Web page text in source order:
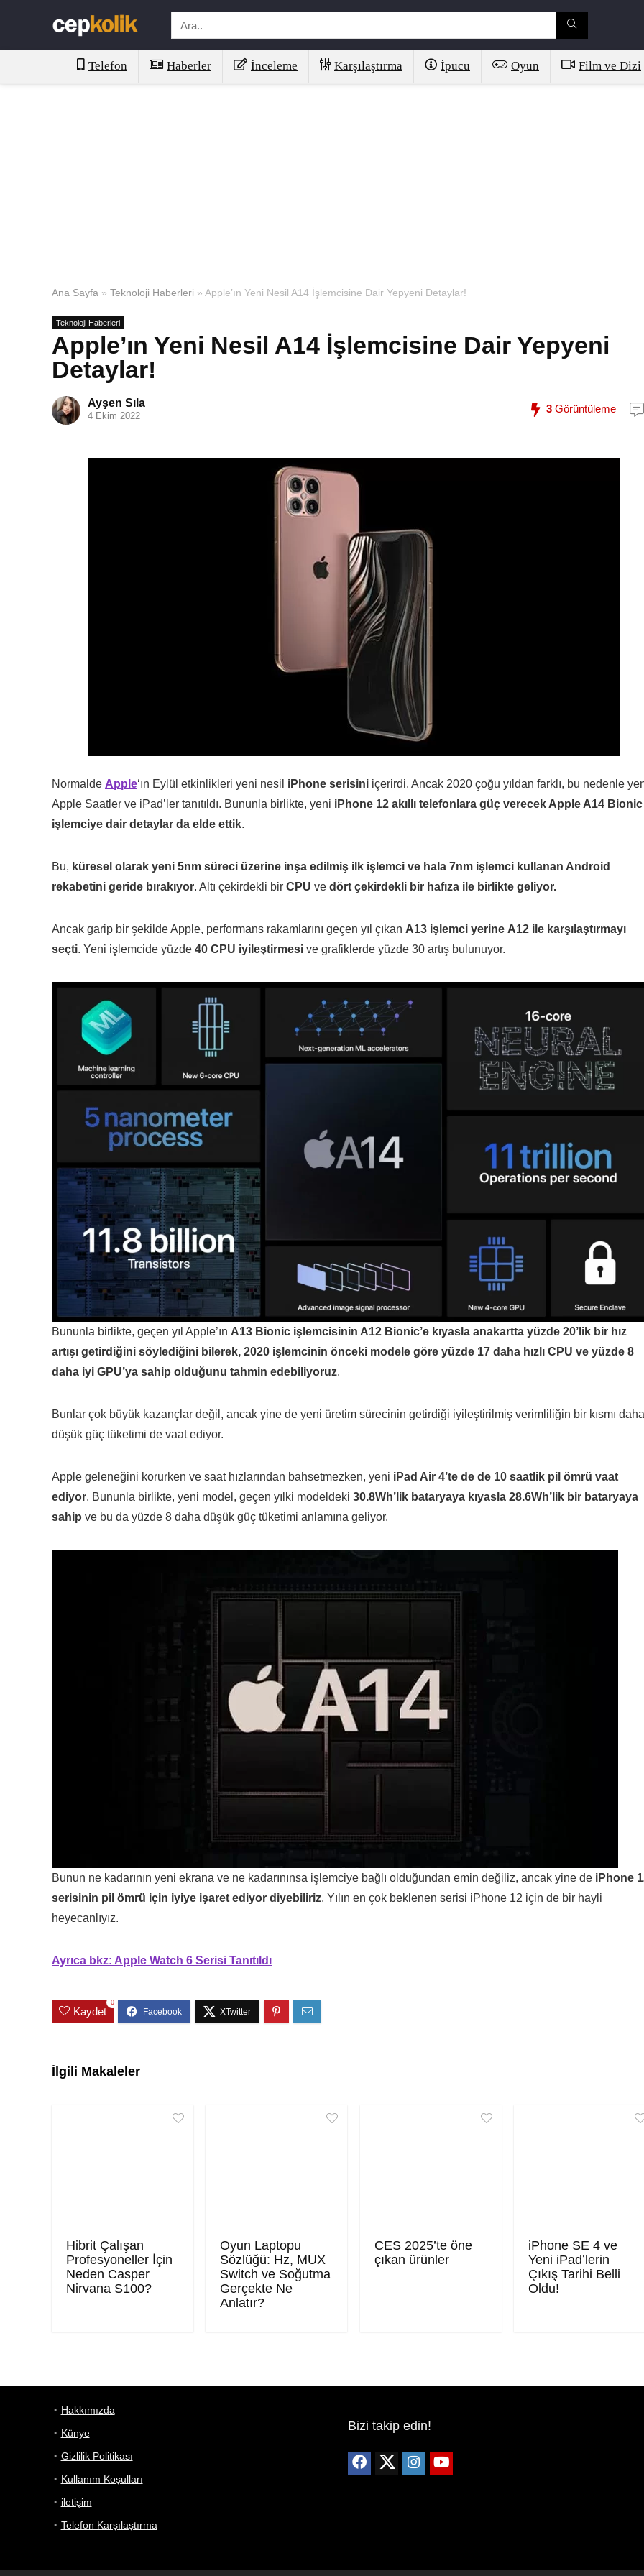
Telefon Haberler İnceleme Karşılaştırma İpucu Oyun Film ve Dizi
Ana Sayfa » Teknoloji Haberleri » Apple’ın Yeni Nesil A14 İşlemcisine Dair Yepyeni Detaylar!
Teknoloji Haberleri
Apple’ın Yeni Nesil A14 İşlemcisine Dair Yepyeni
Detaylar!
Ayşen Sıla
4 Ekim 2022
3 Görüntüleme
Normalde Apple‘ın Eylül etkinlikleri yeni nesil iPhone serisini içerirdi. Ancak 2020 çoğu yıldan farklı, bu nedenle
Apple Saatler ve iPad’ler tanıtıldı. Bununla birlikte, yeni iPhone 12 akıllı telefonlara güç verecek Apple A14 Bionic
işlemciye dair detaylar da elde ettik.
Bu, küresel olarak yeni 5nm süreci üzerine inşa edilmiş ilk işlemci ve hala 7nm işlemci kullanan Android
rekabetini geride bırakıyor. Altı çekirdekli bir CPU ve dört çekirdekli bir hafıza ile birlikte geliyor.
Ancak garip bir şekilde Apple, performans rakamlarını geçen yıl çıkan A13 işlemci yerine A12 ile karşılaştırmayı
seçti. Yeni işlemcide yüzde 40 CPU iyileştirmesi ve grafiklerde yüzde 30 artış bulunuyor.
Bununla birlikte, geçen yıl Apple’ın A13 Bionic işlemcisinin A12 Bionic’e kıyasla anakartta yüzde 20’lik bir hız
artışı getirdiğini söylediğini bilerek, 2020 işlemcinin önceki modele göre yüzde 17 daha hızlı CPU ve yüzde 8
daha iyi GPU’ya sahip olduğunu tahmin edebiliyoruz.
Bunlar çok büyük kazançlar değil, ancak yine de yeni üretim sürecinin getirdiği iyileştirilmiş verimliliğin bir kısmı daha
düşük güç tüketimi de vaat ediyor.
Apple geleneğini korurken ve saat hızlarından bahsetmezken, yeni iPad Air 4’te de de 10 saatlik pil ömrü vaat
ediyor. Bununla birlikte, yeni model, geçen yılki modeldeki 30.8Wh’lik bataryaya kıyasla 28.6Wh’lik bir bataryaya
sahip ve bu da yüzde 8 daha düşük güç tüketimi anlamına geliyor.
Bunun ne kadarının yeni ekrana ve ne kadarınınsa işlemciye bağlı olduğundan emin değiliz, ancak yine de iPhone
serisinin pil ömrü için iyiye işaret ediyor diyebiliriz. Yılın en çok beklenen serisi iPhone 12 için de bir hayli
heyecanlıyız.
Ayrıca bkz: Apple Watch 6 Serisi Tanıtıldı
Kaydet
0
İlgili Makaleler
Hibrit Çalışan
Profesyoneller İçin
Neden Casper
Nirvana S100?
Oyun Laptopu
Sözlüğü: Hz, MUX
Switch ve Soğutma
Gerçekte Ne
Anlatır?
CES 2025’te öne
çıkan ürünler
iPhone SE 4 ve
Yeni iPad’lerin
Çıkış Tarihi Belli
Oldu!
Hakkımızda
Künye
Gizlilik Politikası
Kullanım Koşulları
iletişim
Telefon Karşılaştırma
Bizi takip edin!